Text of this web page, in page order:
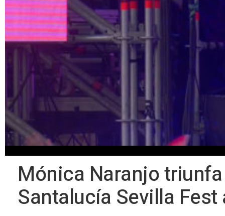
Mónica Naranjo
Santalucía Sevilla